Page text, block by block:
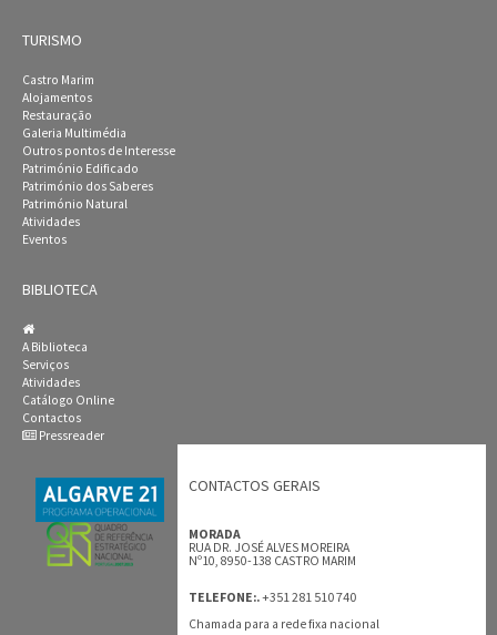
TURISMO
Castro Marim
Alojamentos
Restauração
Galeria Multimédia
Outros pontos de Interesse
Património Edificado
Património dos Saberes
Património Natural
Atividades
Eventos
BIBLIOTECA
A Biblioteca
Serviços
Atividades
Catálogo Online
Contactos
Pressreader
CONTACTOS GERAIS
MORADA
RUA DR. JOSÉ ALVES MOREIRA
Nº10, 8950-138 CASTRO MARIM
TELEFONE:.+351 281 510 740
Chamada para a rede fixa nacional